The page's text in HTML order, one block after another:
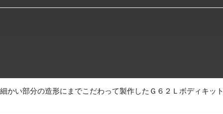
かい部分の造形にまでこだわって製作したＧ６２Ｌボディキッ